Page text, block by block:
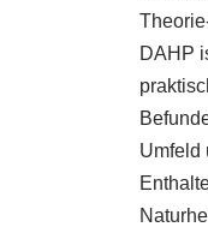
DAHP
Umfeld